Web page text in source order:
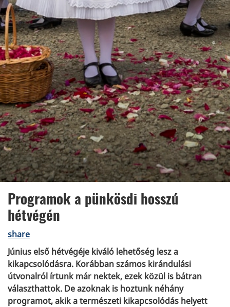
Programok a pünkösdi hosszú
hétvégén
share
Június első hétvégéje kiváló lehetőség lesz a
kikapcsolódásra. Korábban számos kirándulási
útvonalról írtunk már nektek, ezek közül is bátran
választhattok. De azoknak is hoztunk néhány
programot, akik a természeti kikapcsolódás helyett